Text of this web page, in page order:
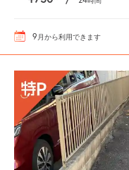
9 月から利用できます